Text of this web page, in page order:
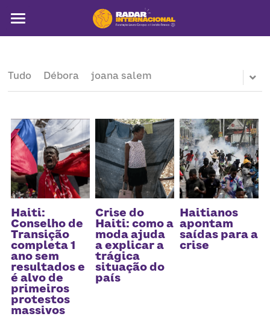
Colunistas
Notícias
Artigos
Pega a visão
Receba atualizações
Tudo Débora joana salem
Haiti:
Conselho de
Transição
completa 1
ano sem
resultados e
é alvo de
primeiros
protestos
massivos
Crise do
Haiti: como a
moda ajuda
a explicar a
trágica
situação do
país
Haitianos
apontam
saídas para a
crise